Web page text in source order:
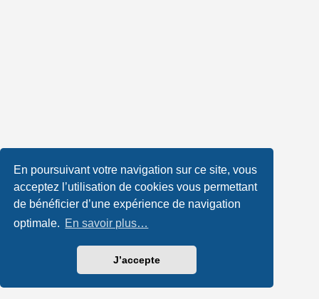
En poursuivant votre navigation sur ce site, vous
acceptez l’utilisation de cookies vous permettant
de bénéficier d’une expérience de navigation
optimale. En savoir plus…
J’accepte